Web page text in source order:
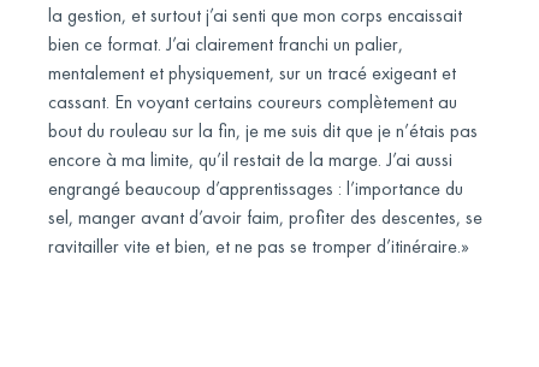
la gestion, et surtout j’ai senti que mon corps encaissait
bien ce format. J’ai clairement franchi un palier,
mentalement et physiquement, sur un tracé exigeant et
cassant. En voyant certains coureurs complètement au
bout du rouleau sur la fin, je me suis dit que je n’étais pas
encore à ma limite, qu’il restait de la marge. J’ai aussi
engrangé beaucoup d’apprentissages : l’importance du
sel, manger avant d’avoir faim, profiter des descentes, se
ravitailler vite et bien, et ne pas se tromper d’itinéraire.»